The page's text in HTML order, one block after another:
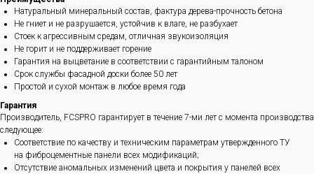
Натуральный минеральный состав, фактура дерева-прочность бетона
Не гниет и не разрушается, устойчив к влаге, не разбухает
Стоек к агрессивным средам, отличная звукоизоляция
Не горит и не поддерживает горение
Гарантия на выцветание в соответствии с гарантийным талоном
Срок службы фасадной доски более 50 лет
Простой и сухой монтаж в любое время года
Гарантия
Производитель, FCSPRO гарантирует в течение 7-ми лет с момента производства
следующее:
Соответствие по качеству и техническим параметрам утвержденного ТУ
на фиброцементные панели всех модификаций;
Отсутствие аномальных изменений цвета и покрытия у панелей всех